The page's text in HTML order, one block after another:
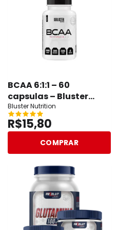
BCAA 6:1:1 – 60
capsulas – Bluster
Nutrition
Bluster Nutrition
R$15,80
COMPRAR